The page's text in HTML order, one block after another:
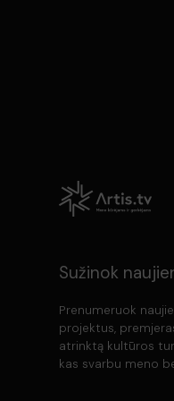
Sužinok
Prenumeruok
projektus,
atrinktą kultūros
kas svarbu meno